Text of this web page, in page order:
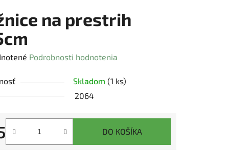
na prestrih
Podrobnosti hodnotenia
Skladom (1 ks)
2064
cena:
DO KOŠÍKA